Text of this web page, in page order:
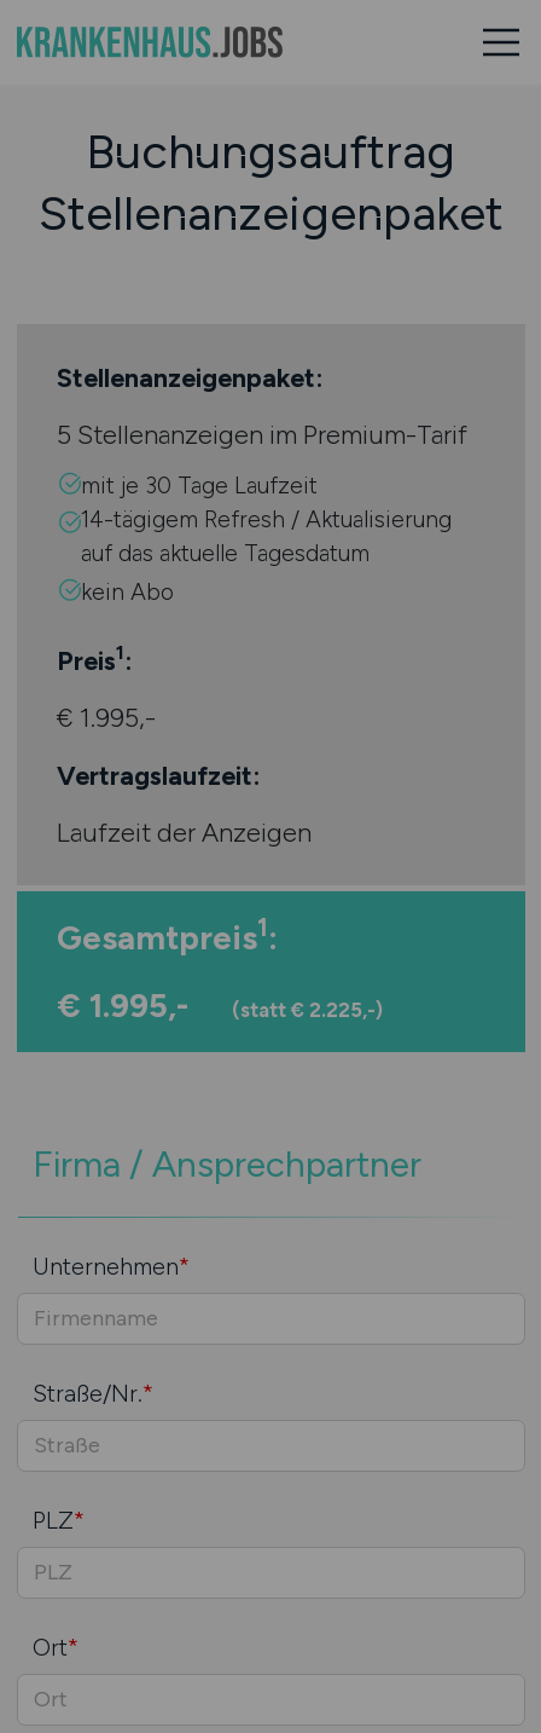
Buchungsauftrag
Stellenanzeigenpaket
Stellenanzeigenpaket:
5 Stellenanzeigen im Premium-Tarif
mit je 30 Tage Laufzeit
14-tägigem Refresh / Aktualisierung
auf das aktuelle Tagesdatum
kein Abo
Preis1:
€ 1.995,-
Vertragslaufzeit:
Laufzeit der Anzeigen
Gesamtpreis1:
€ 1.995,-
(statt € 2.225,-)
Firma / Ansprechpartner
Unternehmen*
Straße/Nr.*
PLZ*
Ort*